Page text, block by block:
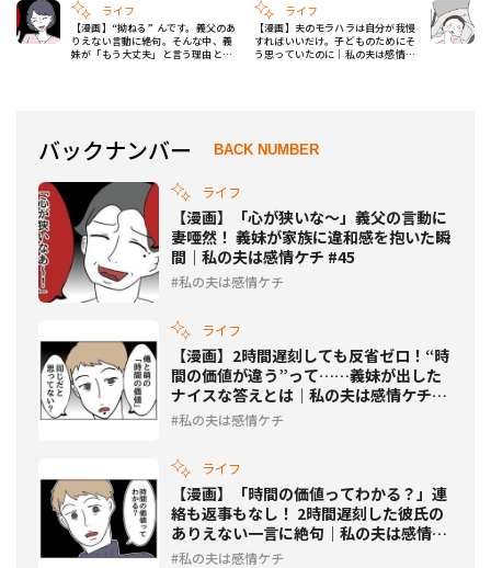
ライフ
【漫画】“拗ねる” んです。義父のあ
りえない言動に絶句。そんな中、義
妹が「もう大丈夫」と言う理由と
ライフ
【漫画】夫のモラハラは自分が我慢
すればいいだけ。子どものためにそ
う思っていたのに｜私の夫は感情ケ
バックナンバー BACK NUMBER
ライフ
【漫画】「心が狭いな〜」義父の言動に
妻唖然！ 義妹が家族に違和感を抱いた瞬
間｜私の夫は感情ケチ #45
私の夫は感情ケチ
ライフ
【漫画】2時間遅刻しても反省ゼロ！“時
間の価値が違う”って……義妹が出した
ナイスな答えとは｜私の夫は感情ケチ
#44
私の夫は感情ケチ
ライフ
【漫画】「時間の価値ってわかる？」連
絡も返事もなし！ 2時間遅刻した彼氏の
ありえない一言に絶句｜私の夫は感情ケ
チ #43
私の夫は感情ケチ